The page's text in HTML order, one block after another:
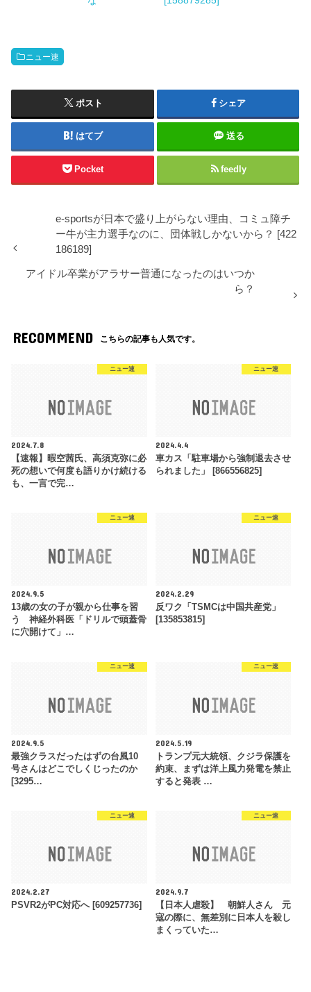
ニュー速
ポスト シェア
はてブ 送る
Pocket feedly
e-sportsが日本で盛り上がらない理由、コミュ障チ
ー牛が主力選手なのに、団体戦しかないから？ [422
186189]
アイドル卒業がアラサー普通になったのはいつか
ら？
RECOMMEND こちらの記事も人気です。
ニュー速
2024.7.8
【速報】暇空茜氏、高須克弥に必
死の想いで何度も語りかけ続ける
も、一言で完…
ニュー速
2024.4.4
車カス「駐車場から強制退去させ
られました」 [866556825]
ニュー速
2024.9.5
13歳の女の子が親から仕事を習
う 神経外科医「ドリルで頭蓋骨
に穴開けて」…
ニュー速
2024.2.29
反ワク「TSMCは中国共産党」
[135853815]
ニュー速
2024.9.5
最強クラスだったはずの台風10
号さんはどこでしくじったのか
[3295…
ニュー速
2024.5.19
トランプ元大統領、クジラ保護を
約束、まずは洋上風力発電を禁止
すると発表 …
ニュー速
2024.2.27
PSVR2がPC対応へ [609257736]
ニュー速
2024.9.7
【日本人虐殺】 朝鮮人さん 元
寇の際に、無差別に日本人を殺し
まくっていた…